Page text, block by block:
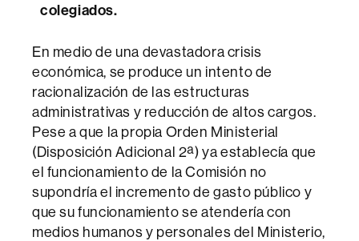
colegiados.
En medio de una devastadora crisis
económica, se produce un intento de
racionalización de las estructuras
administrativas y reducción de altos cargos.
Pese a que la propia Orden Ministerial
(Disposición Adicional 2ª) ya establecía que
el funcionamiento de la Comisión no
supondría el incremento de gasto público y
que su funcionamiento se atendería con
medios humanos y personales del Ministerio,